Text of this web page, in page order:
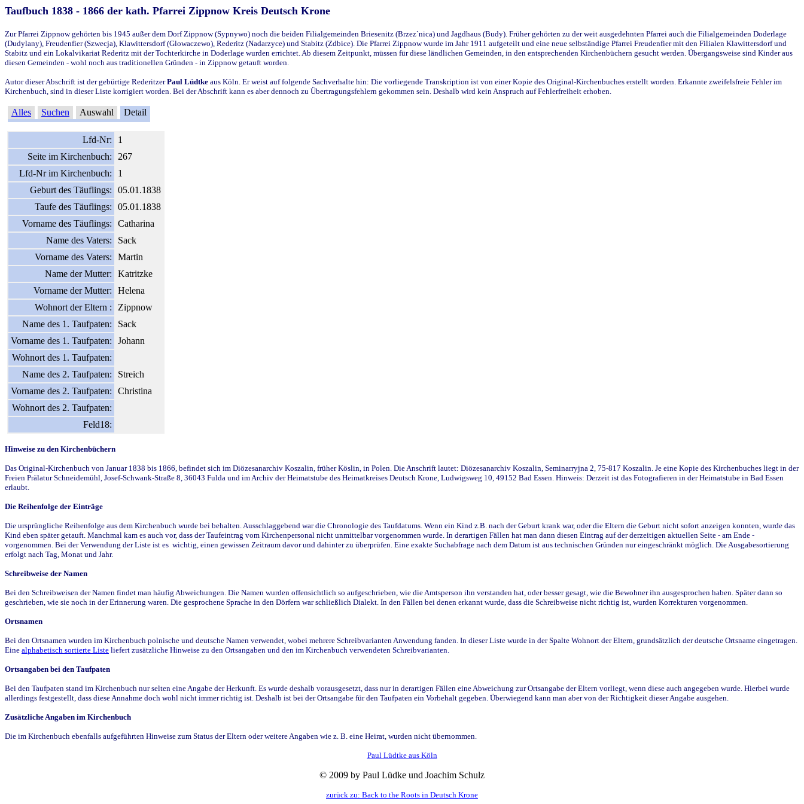
Taufbuch 1838 - 1866 der kath. Pfarrei Zippnow Kreis Deutsch Krone
Zur Pfarrei Zippnow gehörten bis 1945 außer dem Dorf Zippnow (Sypnywo) noch die beiden Filialgemeinden Briesenitz (Brzez`nica) und Jagdhaus (Budy). Früher gehörten zu der weit ausgedehnten Pfarrei auch die Filialgemeinden Doderlage
(Dudylany), Freudenfier (Szwecja), Klawittersdorf (Glowaczewo), Rederitz (Nadarzyce) und Stabitz (Zdbice). Die Pfarrei Zippnow wurde im Jahr 1911 aufgeteilt und eine neue selbständige Pfarrei Freudenfier mit den Filialen Klawittersdorf und
Stabitz und ein Lokalvikariat Rederitz mit der Tochterkirche in Doderlage wurden errichtet. Ab diesem Zeitpunkt, müssen für diese ländlichen Gemeinden, in den entsprechenden Kirchenbüchern gesucht werden. Übergangsweise sind Kinder aus
diesen Gemeinden - wohl noch aus traditionellen Gründen - in Zippnow getauft worden.
Autor dieser Abschrift ist der gebürtige RederitzerPaul Lüdtke aus Köln. Er weist auf folgende Sachverhalte hin: Die vorliegende Transkription ist von einer Kopie des Original-Kirchenbuches erstellt worden. Erkannte zweifelsfreie Fehler im
Kirchenbuch, sind in dieser Liste korrigiert worden. Bei der Abschrift kann es aber dennoch zu Übertragungsfehlern gekommen sein. Deshalb wird kein Anspruch auf Fehlerfreiheit erhoben.
Alles Suchen Auswahl Detail
Lfd-Nr:
1
Seite im Kirchenbuch:
267
Lfd-Nr im Kirchenbuch:
1
Geburt des Täuflings:
05.01.1838
Taufe des Täuflings:
05.01.1838
Vorname des Täuflings:
Catharina
Name des Vaters:
Sack
Vorname des Vaters:
Martin
Name der Mutter:
Katritzke
Vorname der Mutter:
Helena
Wohnort der Eltern :
Zippnow
Name des 1. Taufpaten:
Sack
Vorname des 1. Taufpaten:
Johann
Wohnort des 1. Taufpaten:
Name des 2. Taufpaten:
Streich
Vorname des 2. Taufpaten:
Christina
Wohnort des 2. Taufpaten:
Feld18:
Hinweise zu den Kirchenbüchern
Das Original-Kirchenbuch von Januar 1838 bis 1866, befindet sich im Diözesanarchiv Koszalin, früher Köslin, in Polen. Die Anschrift lautet: Diözesanarchiv Koszalin, Seminarryjna 2, 75-817 Koszalin. Je eine Kopie des Kirchenbuches liegt in der
Freien Prälatur Schneidemühl, Josef-Schwank-Straße 8, 36043 Fulda und im Archiv der Heimatstube des Heimatkreises Deutsch Krone, Ludwigsweg 10, 49152 Bad Essen. Hinweis: Derzeit ist das Fotografieren in der Heimatstube in Bad Essen
erlaubt.
Die Reihenfolge der Einträge
Die ursprüngliche Reihenfolge aus dem Kirchenbuch wurde bei behalten. Ausschlaggebend war die Chronologie des Taufdatums. Wenn ein Kind z.B. nach der Geburt krank war, oder die Eltern die Geburt nicht sofort anzeigen konnten, wurde das
Kind eben später getauft. Manchmal kam es auch vor, dass der Taufeintrag vom Kirchenpersonal nicht unmittelbar vorgenommen wurde. In derartigen Fällen hat man dann diesen Eintrag auf der derzeitigen aktuellen Seite - am Ende -
vorgenommen. Bei der Verwendung der Liste ist es wichtig, einen gewissen Zeitraum davor und dahinter zu überprüfen. Eine exakte Suchabfrage nach dem Datum ist aus technischen Gründen nur eingeschränkt möglich. Die Ausgabesortierung
erfolgt nach Tag, Monat und Jahr.
Schreibweise der Namen
Bei den Schreibweisen der Namen findet man häufig Abweichungen. Die Namen wurden offensichtlich so aufgeschrieben, wie die Amtsperson ihn verstanden hat, oder besser gesagt, wie die Bewohner ihn ausgesprochen haben. Später dann so
geschrieben, wie sie noch in der Erinnerung waren. Die gesprochene Sprache in den Dörfern war schließlich Dialekt. In den Fällen bei denen erkannt wurde, dass die Schreibweise nicht richtig ist, wurden Korrekturen vorgenommen.
Ortsnamen
Bei den Ortsnamen wurden im Kirchenbuch polnische und deutsche Namen verwendet, wobei mehrere Schreibvarianten Anwendung fanden. In dieser Liste wurde in der Spalte Wohnort der Eltern, grundsätzlich der deutsche Ortsname eingetragen.
Eine alphabetisch sortierte Liste liefert zusätzliche Hinweise zu den Ortsangaben und den im Kirchenbuch verwendeten Schreibvarianten.
Ortsangaben bei den Taufpaten
Bei den Taufpaten stand im Kirchenbuch nur selten eine Angabe der Herkunft. Es wurde deshalb vorausgesetzt, dass nur in derartigen Fällen eine Abweichung zur Ortsangabe der Eltern vorliegt, wenn diese auch angegeben wurde. Hierbei wurde
allerdings festgestellt, dass diese Annahme doch wohl nicht immer richtig ist. Deshalb ist bei der Ortsangabe für den Taufpaten ein Vorbehalt gegeben. Überwiegend kann man aber von der Richtigkeit dieser Angabe ausgehen.
Zusätzliche Angaben im Kirchenbuch
Die im Kirchenbuch ebenfalls aufgeführten Hinweise zum Status der Eltern oder weitere Angaben wie z. B. eine Heirat, wurden nicht übernommen.
Paul Lüdtke aus Köln
© 2009 by Paul Lüdke und Joachim Schulz
zurück zu: Back to the Roots in Deutsch Krone